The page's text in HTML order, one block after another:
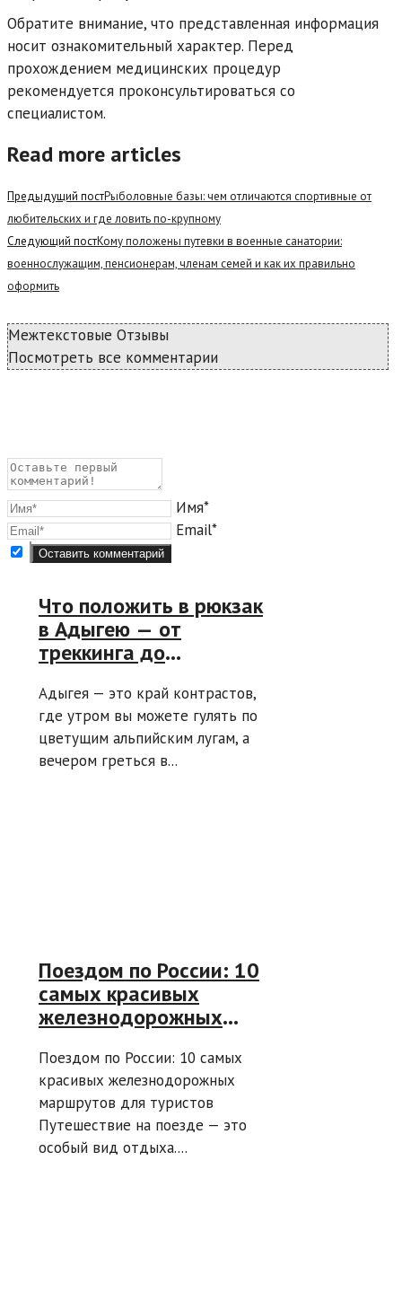
Обратите внимание, что представленная информация
носит ознакомительный характер. Перед
прохождением медицинских процедур
рекомендуется проконсультироваться со
специалистом.
Read more articles
Предыдущий постРыболовные базы: чем отличаются спортивные от
любительских и где ловить по-крупному
Следующий постКому положены путевки в военные санатории:
военнослужащим, пенсионерам, членам семей и как их правильно
оформить
Межтекстовые Отзывы
Посмотреть все комментарии
Имя*
Email*
Что положить в рюкзак
в Адыгею — от
треккинга до
советы
путешественникам
Адыгея — это край контрастов,
где утром вы можете гулять по
цветущим альпийским лугам, а
вечером греться в...
Поездом по России: 10
самых красивых
железнодорожных
туристов
Поездом по России: 10 самых
красивых железнодорожных
маршрутов для туристов
Путешествие на поезде — это
особый вид отдыха....